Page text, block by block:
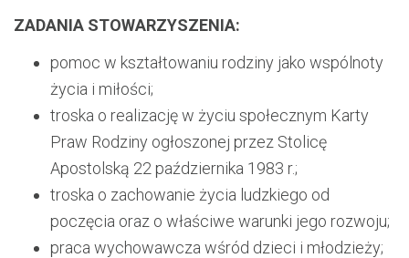
ZADANIA STOWARZYSZENIA:
pomoc w kształtowaniu rodziny jako wspólnoty
życia i miłości;
troska o realizację w życiu społecznym Karty
Praw Rodziny ogłoszonej przez Stolicę
Apostolską 22 października 1983 r.;
troska o zachowanie życia ludzkiego od
poczęcia oraz o właściwe warunki jego rozwoju;
praca wychowawcza wśród dzieci i młodzieży;